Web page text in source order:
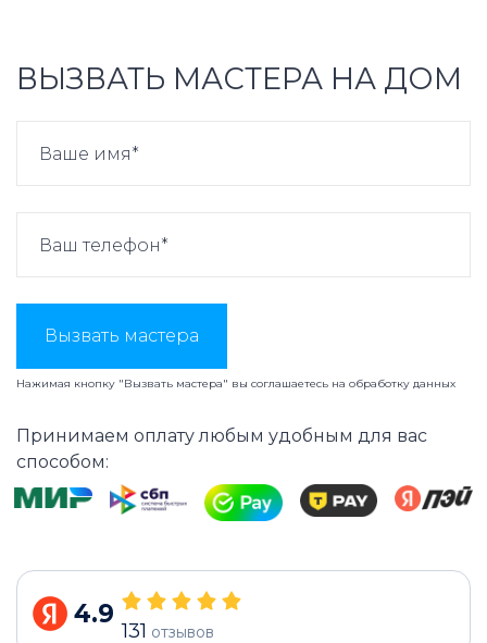
ВЫЗВАТЬ МАСТЕРА НА ДОМ
Вызвать мастера
Нажимая кнопку "Вызвать мастера" вы соглашаетесь на обработку данных
Принимаем оплату любым удобным для вас
способом:
4.9
131 отзывов